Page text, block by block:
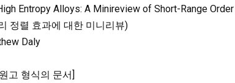
Entropy Alloys: A Minireview of Short-Range
정렬 효과에 대한 미니리뷰)
Daly
고 형식의 문서]